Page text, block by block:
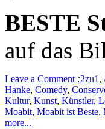
BESTE
auf das
Leave a Comment :2zu1,
Hanke, Comedy,
Kultur, Kunst, Künstler,
Moabit, Moabit ist Beste,
more...